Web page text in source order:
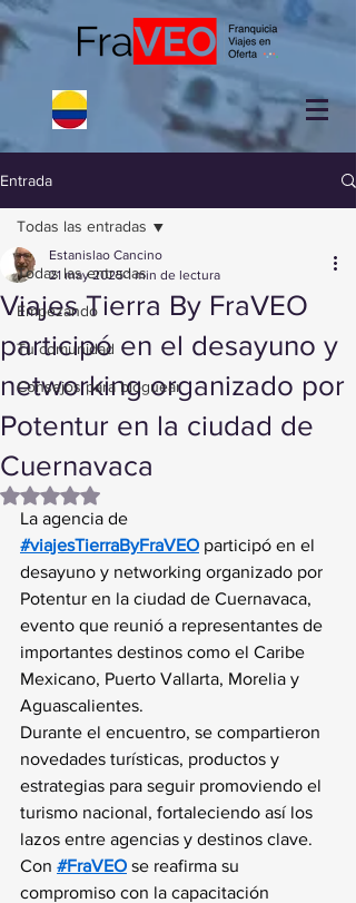
Entrada
Todas las entradas
Empezando
Tu comunidad
Consejos para bloguear
Todas las entradas
Viajes Tierra By FraVEO
participó en el desayuno y
networking organizado por
Potentur en la ciudad de
Cuernavaca
Estanislao Cancino
21 may 2025 1 min de lectura
Obtuvo NaN de 5 estrellas.
La agencia de
#viajesTierraByFraVEO participó en el
desayuno y networking organizado por
Potentur en la ciudad de Cuernavaca,
evento que reunió a representantes de
importantes destinos como el Caribe
Mexicano, Puerto Vallarta, Morelia y
Aguascalientes.
Durante el encuentro, se compartieron
novedades turísticas, productos y
estrategias para seguir promoviendo el
turismo nacional, fortaleciendo así los
lazos entre agencias y destinos clave.
Con #FraVEO se reafirma su
compromiso con la capacitación